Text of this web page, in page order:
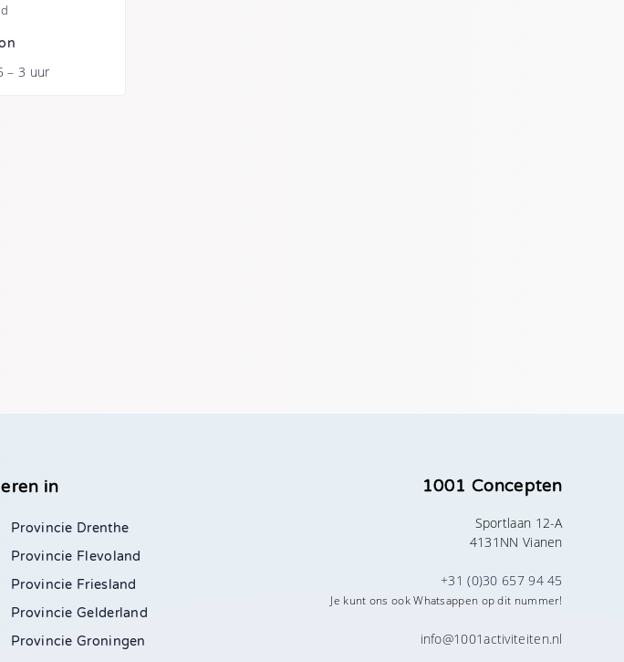
– 3 uur
in
Drenthe
Flevoland
Friesland
Gelderland
Groningen
1001 Concepten
Sportlaan 12-A
4131NN Vianen
+31 (0)30 657 94 45
Je kunt ons ook Whatsappen op dit nummer!
info@1001activiteiten.nl